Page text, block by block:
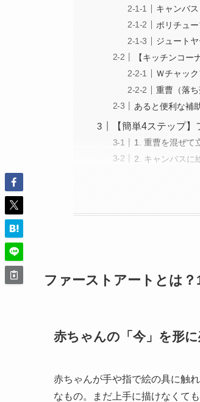
キャンバ
ポリチュ
ジュート
【キッチンコ
Ｗチャッ
重曹（落
あると便利な補
【簡単4ステップ
1. 重曹を混ぜて
2. キャンバスに
ファーストアートとは
赤ちゃんの「今」を形
赤ちゃんが手や指で絵の具に触
なもの。まだ上手に描けなくて